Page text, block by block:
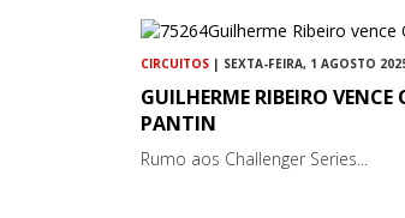
CIRCUITOS | SEXTA-FEIRA, 1 AGOSTO
GUILHERME RIBEIRO VENCE
PANTIN
Rumo aos Challenger Series...